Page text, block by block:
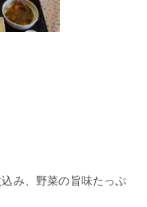
み、野菜の旨味たっぷ